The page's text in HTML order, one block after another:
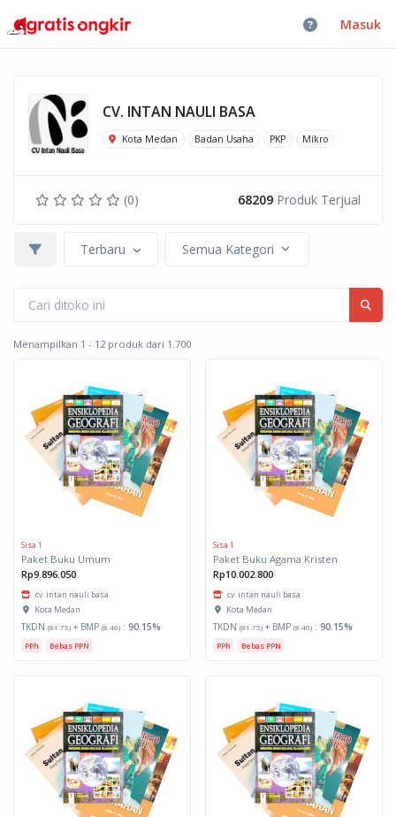
Masuk
CV. INTAN NAULI BASA
Kota Medan Badan Usaha PKP Mikro
(0) 68209 Produk Terjual
Terbaru Semua Kategori
Menampilkan 1 - 12 produk dari 1.700
Sisa 1
Paket Buku Umum
Rp9.896.050
cv. intan nauli basa
Kota Medan
TKDN (81.75) + BMP (8.40) : 90.15%
PPh Bebas PPN
Sisa 1
Paket Buku Agama Kristen
Rp10.002.800
cv. intan nauli basa
Kota Medan
TKDN (81.75) + BMP (8.40) : 90.15%
PPh Bebas PPN